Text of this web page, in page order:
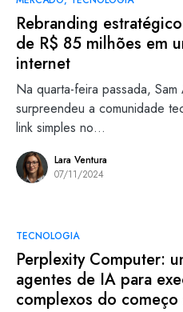
Rebranding
de R$ 85 milhões em
internet
Na quarta-feira passada,
surpreendeu a comunidade
link simples no…
Lara Ventura
07/11/2024
TECNOLOGIA
Perplexity Computer:
agentes de IA para
complexos do